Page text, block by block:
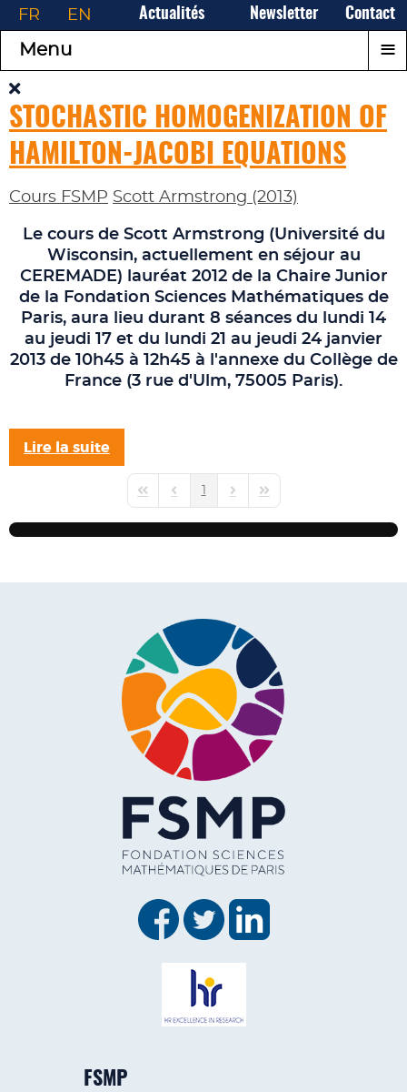
Actualités Newsletter Contact
FR EN
Menu ≡
STOCHASTIC HOMOGENIZATION OF
HAMILTON-JACOBI EQUATIONS
Cours FSMP Scott Armstrong (2013)
Le cours de Scott Armstrong (Université du
Wisconsin, actuellement en séjour au
CEREMADE) lauréat 2012 de la Chaire Junior
de la Fondation Sciences Mathématiques de
Paris, aura lieu durant 8 séances du lundi 14
au jeudi 17 et du lundi 21 au jeudi 24 janvier
2013 de 10h45 à 12h45 à l'annexe du Collège de
France (3 rue d'Ulm, 75005 Paris).
Lire la suite
First PagePrevious PageNext PageLast Page
FSMP